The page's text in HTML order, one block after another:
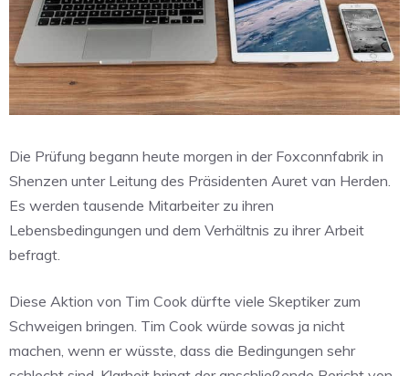
Die Prüfung begann heute morgen in der Foxconnfabrik in
Shenzen unter Leitung des Präsidenten Auret van Herden.
Es werden tausende Mitarbeiter zu ihren
Lebensbedingungen und dem Verhältnis zu ihrer Arbeit
befragt.
Diese Aktion von Tim Cook dürfte viele Skeptiker zum
Schweigen bringen. Tim Cook würde sowas ja nicht
machen, wenn er wüsste, dass die Bedingungen sehr